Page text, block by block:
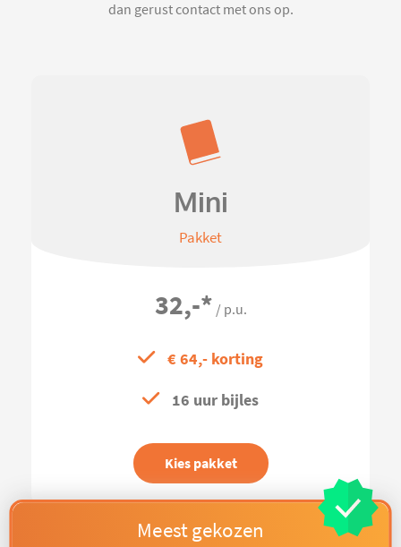
dan gerust contact met ons op.
Mini
Pakket
32,-* / p.u.
€ 64,- korting
16 uur bijles
Kies pakket